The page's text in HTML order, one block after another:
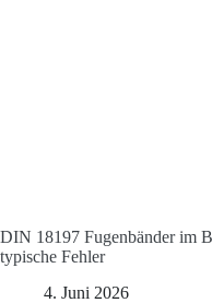
DIN 18197 Fugenbänder im
typische Fehler
4. Juni 2026